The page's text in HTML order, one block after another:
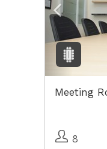
Meeting
8